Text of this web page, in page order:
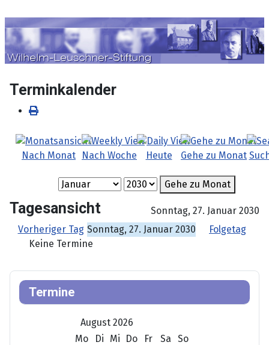
Terminkalender
Nach Monat Nach Woche Heute Gehe zu Monat
Gehe zu Monat
Tagesansicht
Sonntag, 27. Januar 2030
Vorheriger Tag Sonntag, 27. Januar 2030
Folgetag
Keine Termine
Termine
August 2026
Mo
Di Mi Do Fr Sa
So